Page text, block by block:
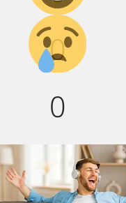
0
Грусть :(
0